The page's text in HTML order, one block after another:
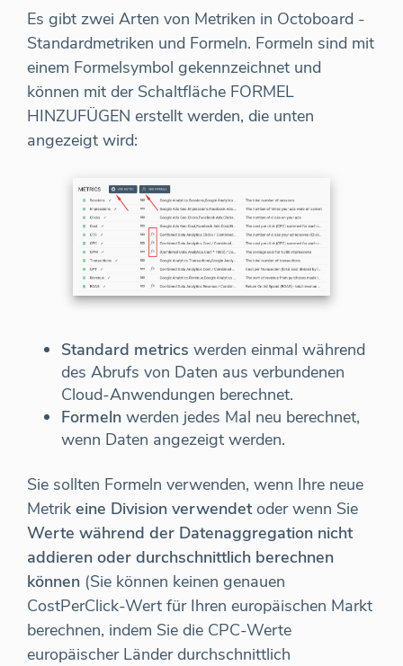
Es gibt zwei Arten von Metriken in Octoboard -
Standardmetriken und Formeln. Formeln sind mit
einem Formelsymbol gekennzeichnet und
können mit der Schaltfläche FORMEL
HINZUFÜGEN erstellt werden, die unten
angezeigt wird:
Standard metrics werden einmal während
des Abrufs von Daten aus verbundenen
Cloud-Anwendungen berechnet.
Formeln werden jedes Mal neu berechnet,
wenn Daten angezeigt werden.
Sie sollten Formeln verwenden, wenn Ihre neue
Metrik eine Division verwendetoder wenn Sie
Werte während der Datenaggregation nicht
addieren oder durchschnittlich berechnen
können (Sie können keinen genauen
CostPerClick-Wert für Ihren europäischen Markt
berechnen, indem Sie die CPC-Werte
europäischer Länder durchschnittlich